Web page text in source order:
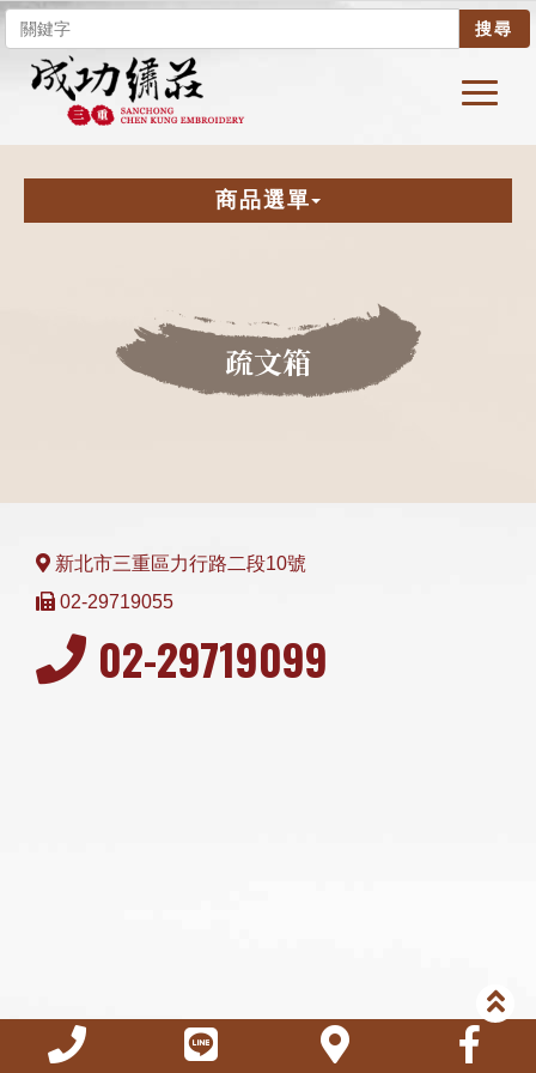
搜尋
商品選單
疏文箱
新北市三重區力行路二段10號
02-29719055
02-29719099